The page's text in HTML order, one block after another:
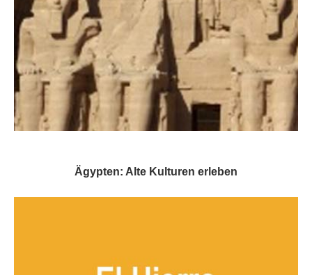
Ägypten: Alte Kulturen erleben